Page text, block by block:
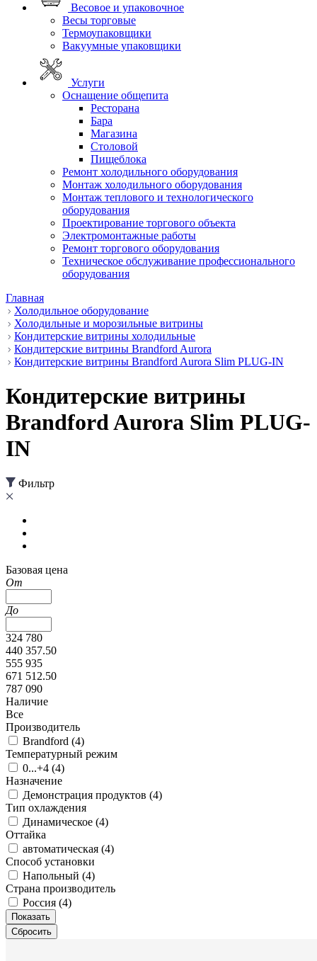
Весовое и упаковочное
Весы торговые
Термоупаковщики
Вакуумные упаковщики
Услуги
Оснащение общепита
Ресторана
Бара
Магазина
Столовой
Пищеблока
Ремонт холодильного оборудования
Монтаж холодильного оборудования
Монтаж теплового и технологического
оборудования
Проектирование торгового объекта
Электромонтажные работы
Ремонт торгового оборудования
Техническое обслуживание профессионального
оборудования
Главная
Холодильное оборудование
Холодильные и морозильные витрины
Кондитерские витрины холодильные
Кондитерские витрины Brandford Aurora
Кондитерские витрины Brandford Aurora Slim PLUG-IN
Кондитерские витрины
Brandford Aurora Slim PLUG-
IN
Фильтр
Базовая цена
От
До
324 780
440 357.50
555 935
671 512.50
787 090
Наличие
Все
Производитель
Brandford (4)
Температурный режим
0...+4 (4)
Назначение
Демонстрация продуктов (4)
Тип охлаждения
Динамическое (4)
Оттайка
автоматическая (4)
Способ установки
Напольный (4)
Страна производитель
Россия (4)